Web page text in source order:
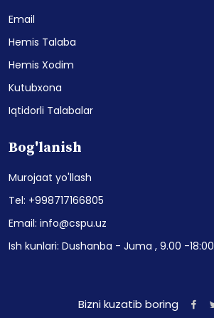
Email
Hemis Talaba
Hemis Xodim
Kutubxona
Iqtidorli Talabalar
Bog'lanish
Murojaat yo'llash
Tel: +998717166805
Email: info@cspu.uz
Ish kunlari: Dushanba - Juma , 9.00 -18:00
Bizni kuzatib boring